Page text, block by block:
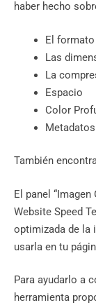
haber hecho
​​El
Las
La
Espacio
Color
Metadatos
También
El panel
Website Speed
optimizada de la
usarla en tu
Para ayudarlo a
herramienta